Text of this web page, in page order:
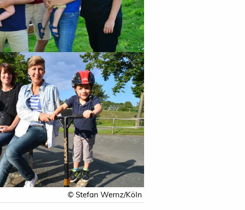
© Stefan Wernz/Köln